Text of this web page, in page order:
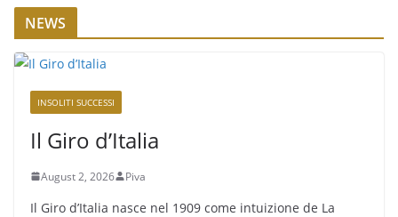
NEWS
INSOLITI SUCCESSI
Il Giro d’Italia
August 2, 2026 Piva
Il Giro d’Italia nasce nel 1909 come intuizione de La